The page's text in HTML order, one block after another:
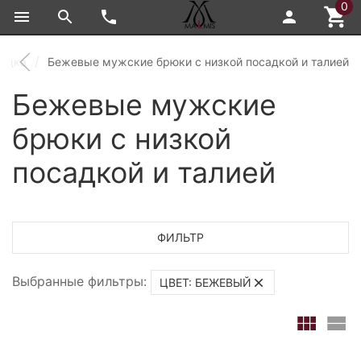
0
Бежевые мужские брюки с низкой посадкой и талией
Бежевые мужские
брюки с низкой
посадкой и талией
ФИЛЬТР
Выбранные фильтры: ЦВЕТ: БЕЖЕВЫЙ